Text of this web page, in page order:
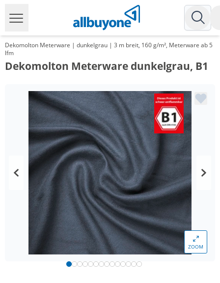
Dekomolton Meterware | dunkelgrau | 3 m breit, 160 g/m², Meterware ab 5
lfm
Dekomolton Meterware dunkelgrau, B1
ZOOM